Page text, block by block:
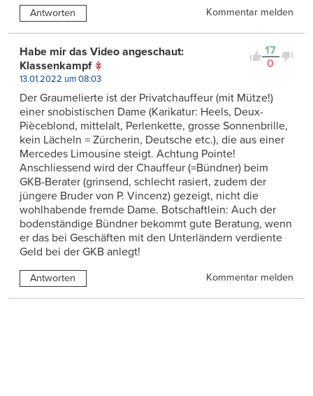
Antworten Kommentar melden
17
0
Habe mir das Video angeschaut:
Klassenkampf
13.01.2022 um 08:03
Der Graumelierte ist der Privatchauffeur (mit Mütze!)
einer snobistischen Dame (Karikatur: Heels, Deux-
Pièceblond, mittelalt, Perlenkette, grosse Sonnenbrille,
kein Lächeln = Zürcherin, Deutsche etc.), die aus einer
Mercedes Limousine steigt. Achtung Pointe!
Anschliessend wird der Chauffeur (=Bündner) beim
GKB-Berater (grinsend, schlecht rasiert, zudem der
jüngere Bruder von P. Vincenz) gezeigt, nicht die
wohlhabende fremde Dame. Botschaftlein: Auch der
bodenständige Bündner bekommt gute Beratung, wenn
er das bei Geschäften mit den Unterländern verdiente
Geld bei der GKB anlegt!
Antworten Kommentar melden